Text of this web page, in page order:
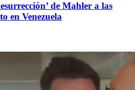
de Mahler a las
en Venezuela